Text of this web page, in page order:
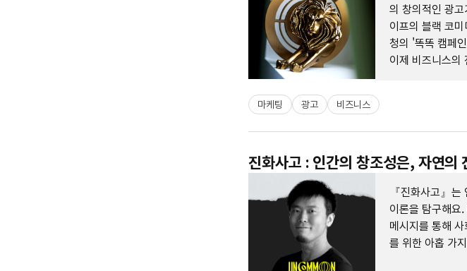
의 창의적인 광
이프의 블랙 코
청의 '똑똑 캠페
이제 비즈니스의
마케팅 광고 비즈니스
진화사고 : 인간의 창조성은, 자연의
『진화사고』
이론을 탐구해요
메시지를 통해
를 위한 아홉 가